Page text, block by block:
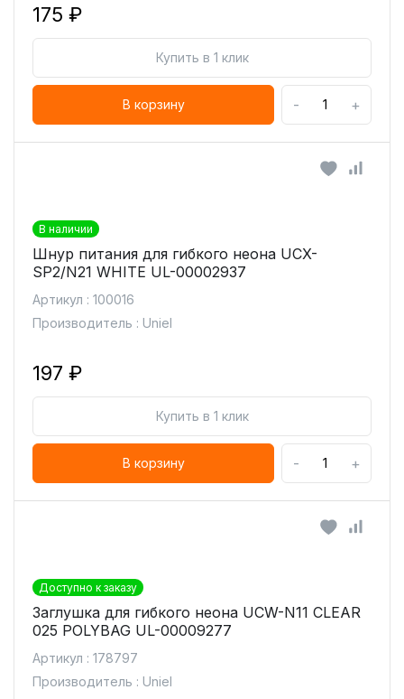
175 ₽
Купить в 1 клик
В корзину - +
В наличии
Шнур питания для гибкого неона UCX-
SP2/N21 WHITE UL-00002937
Артикул : 100016
Производитель : Uniel
197 ₽
Купить в 1 клик
В корзину - +
Доступно к заказу
Заглушка для гибкого неона UCW-N11 CLEAR
025 POLYBAG UL-00009277
Артикул : 178797
Производитель : Uniel